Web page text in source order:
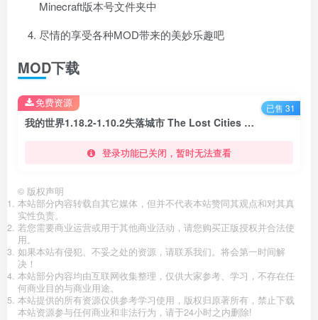
Minecraft版本号文件夹中
尽情的享受各种MOD带来的美妙乐趣吧
MOD下载
我的世界1.18.2-1.10.2失落城市 The Lost Cities Mod
登录功能已关闭，暂时无法查看
免费资源 已售 31
© 版权声明
本站部分内容转载自其它媒体，但并不代表本站赞同其观点和对其真
实性负责。
若您需要商业运营或用于其他商业活动，请您购买正版授权并合法使
用。
如果本站有侵犯、不妥之处的资源，请联系我们。将会第一时间解
决！
本站部分内容均由互联网收集整理，仅供大家参考、学习，不存在任
何商业目的与商业用途。
本站提供的所有资源仅供参考学习使用，版权归原著所有，禁止下载
本站资源参与任何商业和非法行为，请于24小时之内删除!